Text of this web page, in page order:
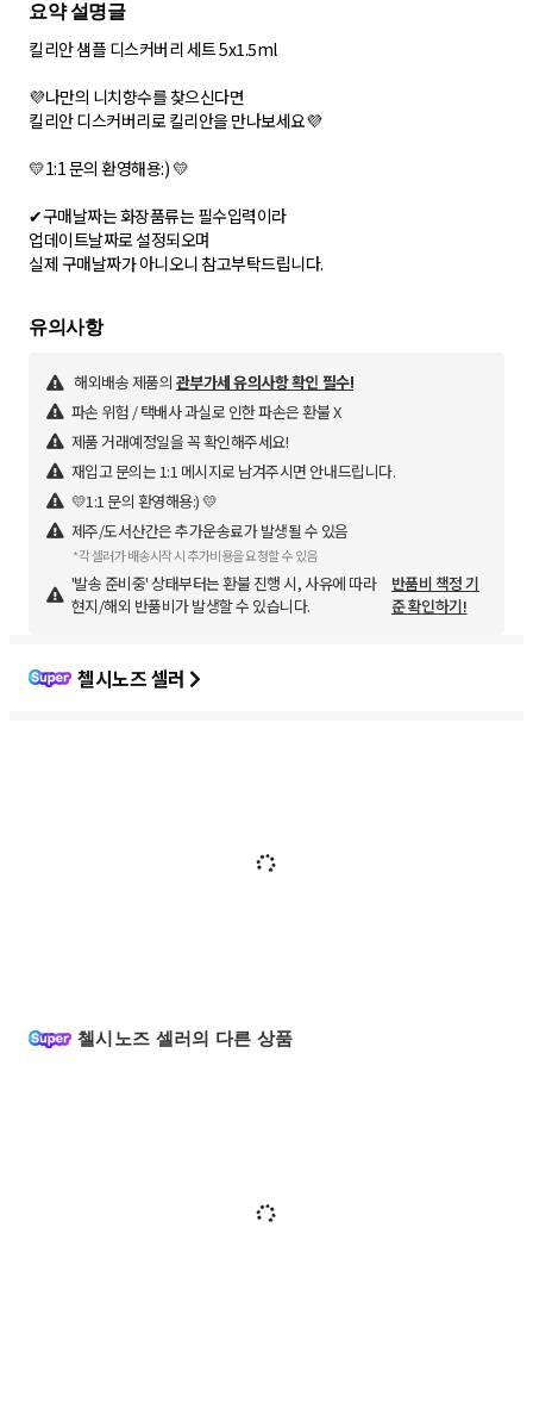
요약 설명글
킬리안 샘플 디스커버리 세트 5x1.5ml
💜 나만의 니치향수를 찾으신다면
킬리안 디스커버리로 킬리안을 만나보세요💜
💛1:1 문의 환영해용:) 💛
✔구매날짜는 화장품류는 필수입력이라
업데이트날짜로 설정되오며
실제 구매날짜가 아니오니 참고부탁드립니다.
유의사항
해외배송 제품의 관부가세 유의사항 확인 필수!
파손 위험 / 택배사 과실로 인한 파손은 환불 X
제품 거래예정일을 꼭 확인해주세요!
재입고 문의는 1:1 메시지로 남겨주시면 안내드립니다.
💛1:1 문의 환영해용:) 💛
제주/도서산간은 추가운송료가 발생될 수 있음
*각 셀러가 배송시작 시 추가비용을 요청할 수 있음
'발송 준비중' 상태부터는 환불 진행 시, 사유에 따라
현지/해외 반품비가 발생할 수 있습니다.
반품비 책정 기
준 확인하기!
첼시노즈 셀러
첼시노즈 셀러의 다른 상품